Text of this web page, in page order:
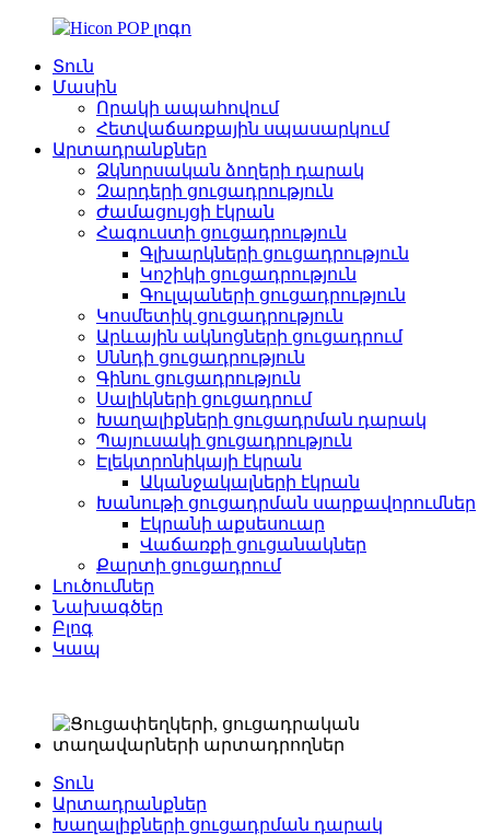
Տուն
Մասին
Որակի ապահովում
Հետվաճառքային սպասարկում
Արտադրանքներ
Ձկնորսական ձողերի դարակ
Զարդերի ցուցադրություն
Ժամացույցի էկրան
Հագուստի ցուցադրություն
Գլխարկների ցուցադրություն
Կոշիկի ցուցադրություն
Գուլպաների ցուցադրություն
Կոսմետիկ ցուցադրություն
Արևային ակնոցների ցուցադրում
Սննդի ցուցադրություն
Գինու ցուցադրություն
Սալիկների ցուցադրում
Խաղալիքների ցուցադրման դարակ
Պայուսակի ցուցադրություն
Էլեկտրոնիկայի էկրան
Ականջակալների էկրան
Խանութի ցուցադրման սարքավորումներ
Էկրանի աքսեսուար
Վաճառքի ցուցանակներ
Քարտի ցուցադրում
Լուծումներ
Նախագծեր
Բլոգ
Կապ
Տուն
Արտադրանքներ
Խաղալիքների ցուցադրման դարակ